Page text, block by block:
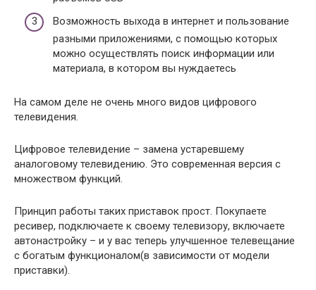
Возможность выхода в интернет и пользование
разными приложениями, с помощью которых
можно осуществлять поиск информации или
материала, в котором вы нуждаетесь
На самом деле не очень много видов цифрового
телевидения.
Цифровое телевидение – замена устаревшему
аналоговому телевидению. Это современная версия с
множеством функций.
Принцип работы таких приставок прост. Покупаете
ресивер, подключаете к своему телевизору, включаете
автонастройку – и у вас теперь улучшенное телевещание
с богатым функционалом(в зависимости от модели
приставки).